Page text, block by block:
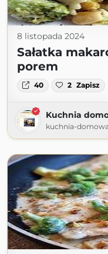
8 listopada 2024
Sałatka
porem
40 2 Zapisz
Kuchnia
kuchnia-